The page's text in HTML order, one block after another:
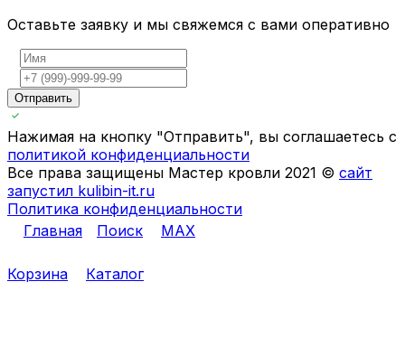
Оставьте заявку и мы свяжемся с вами оперативно
Отправить
Нажимая на кнопку "Отправить", вы соглашаетесь с
политикой конфиденциальности
Все права защищены Мастер кровли 2021 © сайт
запустил kulibin-it.ru
Политика конфиденциальности
Главная
Поиск MAX
Корзина Каталог